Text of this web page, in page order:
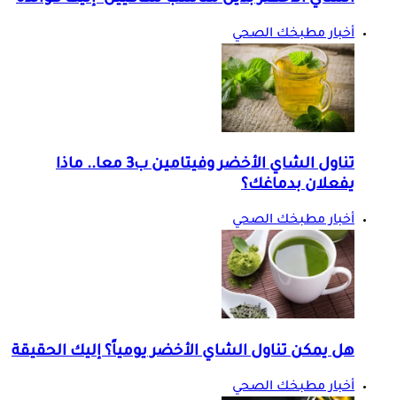
أخبار مطبخك الصحي
تناول الشاي الأخضر وفيتامين ب3 معا.. ماذا
يفعلان بدماغك؟
أخبار مطبخك الصحي
هل يمكن تناول الشاي الأخضر يومياً؟ إليك الحقيقة
أخبار مطبخك الصحي